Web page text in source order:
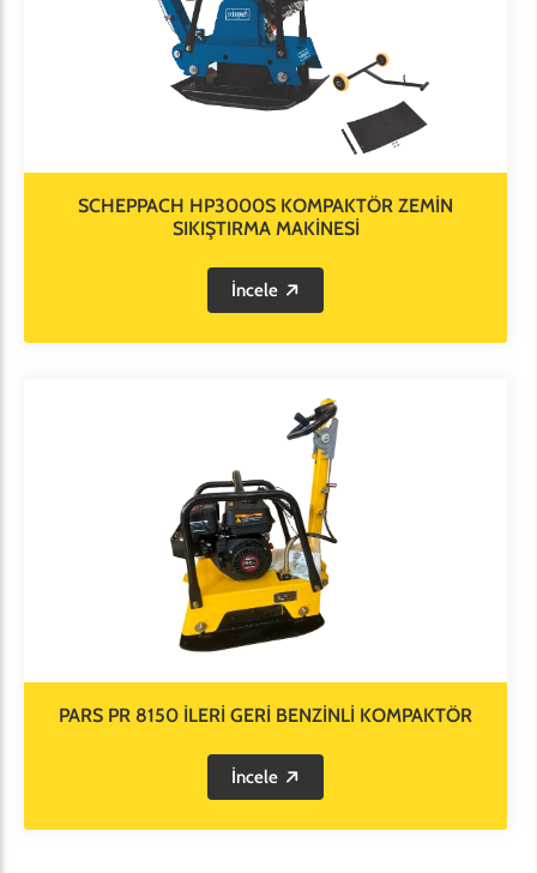
SCHEPPACH HP3000S KOMPAKTÖR ZEMİN
SIKIŞTIRMA MAKİNESİ
İncele
PARS PR 8150 İLERİ GERİ BENZİNLİ KOMPAKTÖR
İncele